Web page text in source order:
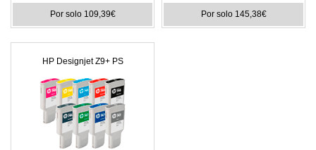
Por solo 109,39€ Por solo 145,38€
HP Designjet Z9+ PS